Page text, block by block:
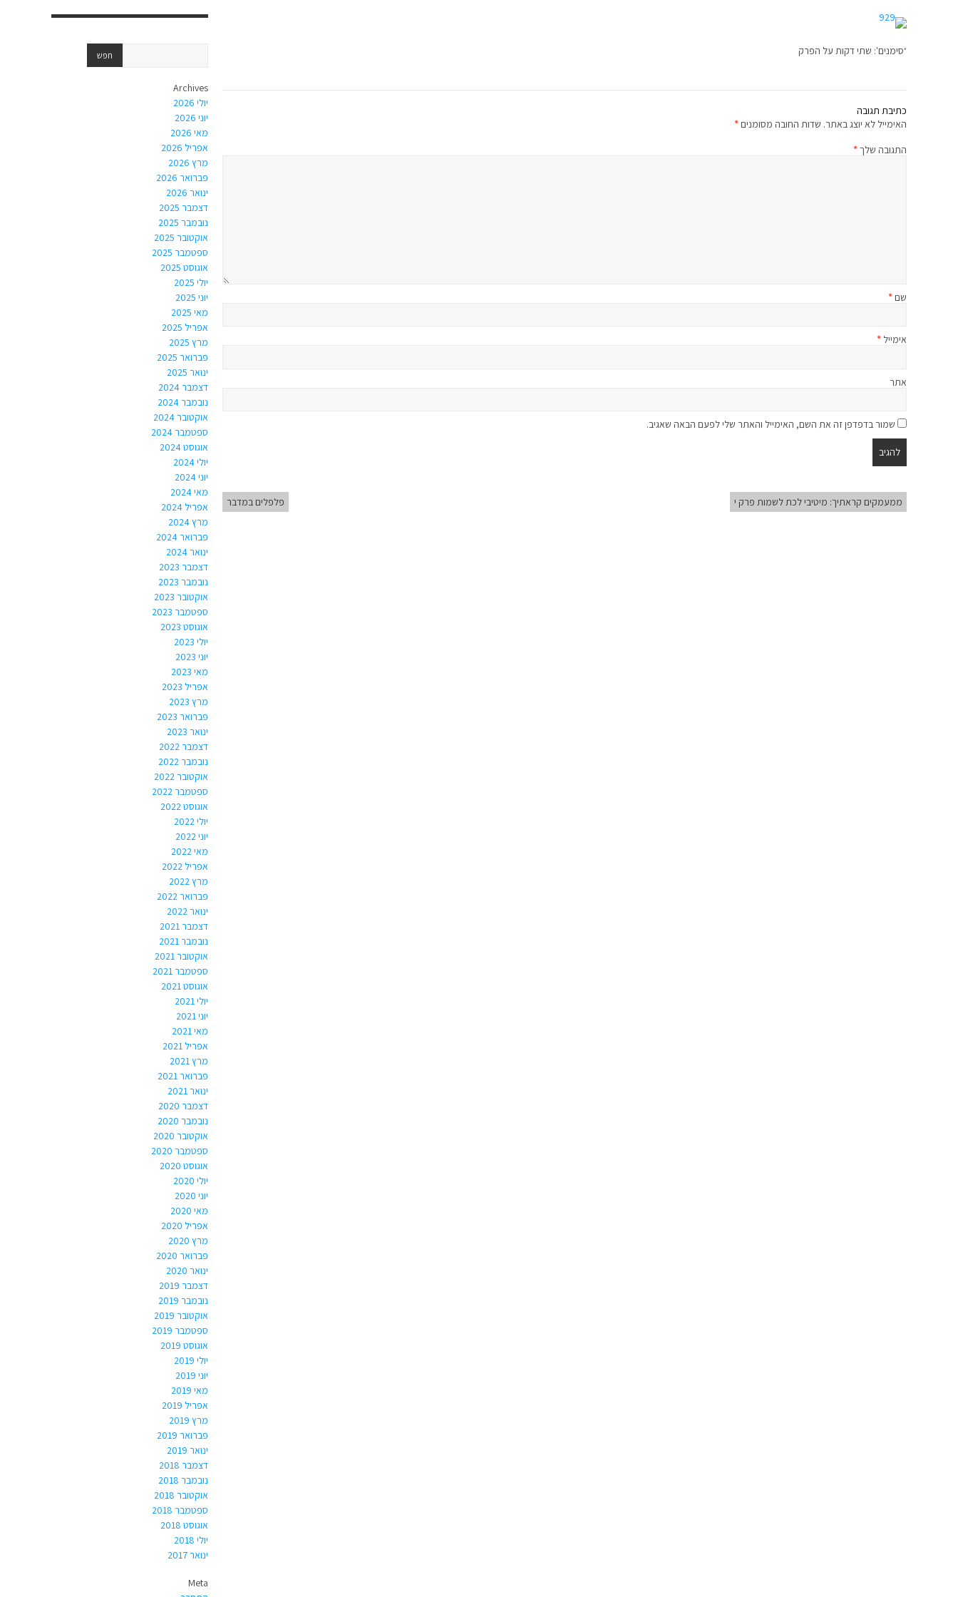
‘סימנים': שתי דקות על הפרק
כתיבת תגובה
האימייל לא יוצג באתר. שדות החובה מסומנים*
התגובה שלך*
שם*
אימייל *
אתר
שמור בדפדפן זה את השם, האימייל והאתר שלי לפעם הבאה שאגיב.
ממעמקים קראתיך: מיטיבי לכת לשמות פרק י פלפלים במדבר
Archives
יולי 2026
יוני 2026
מאי 2026
אפריל 2026
מרץ 2026
פברואר 2026
ינואר 2026
דצמבר 2025
נובמבר 2025
אוקטובר 2025
ספטמבר 2025
אוגוסט 2025
יולי 2025
יוני 2025
מאי 2025
אפריל 2025
מרץ 2025
פברואר 2025
ינואר 2025
דצמבר 2024
נובמבר 2024
אוקטובר 2024
ספטמבר 2024
אוגוסט 2024
יולי 2024
יוני 2024
מאי 2024
אפריל 2024
מרץ 2024
פברואר 2024
ינואר 2024
דצמבר 2023
נובמבר 2023
אוקטובר 2023
ספטמבר 2023
אוגוסט 2023
יולי 2023
יוני 2023
מאי 2023
אפריל 2023
מרץ 2023
פברואר 2023
ינואר 2023
דצמבר 2022
נובמבר 2022
אוקטובר 2022
ספטמבר 2022
אוגוסט 2022
יולי 2022
יוני 2022
מאי 2022
אפריל 2022
מרץ 2022
פברואר 2022
ינואר 2022
דצמבר 2021
נובמבר 2021
אוקטובר 2021
ספטמבר 2021
אוגוסט 2021
יולי 2021
יוני 2021
מאי 2021
אפריל 2021
מרץ 2021
פברואר 2021
ינואר 2021
דצמבר 2020
נובמבר 2020
אוקטובר 2020
ספטמבר 2020
אוגוסט 2020
יולי 2020
יוני 2020
מאי 2020
אפריל 2020
מרץ 2020
פברואר 2020
ינואר 2020
דצמבר 2019
נובמבר 2019
אוקטובר 2019
ספטמבר 2019
אוגוסט 2019
יולי 2019
יוני 2019
מאי 2019
אפריל 2019
מרץ 2019
פברואר 2019
ינואר 2019
דצמבר 2018
נובמבר 2018
אוקטובר 2018
ספטמבר 2018
אוגוסט 2018
יולי 2018
ינואר 2017
Meta